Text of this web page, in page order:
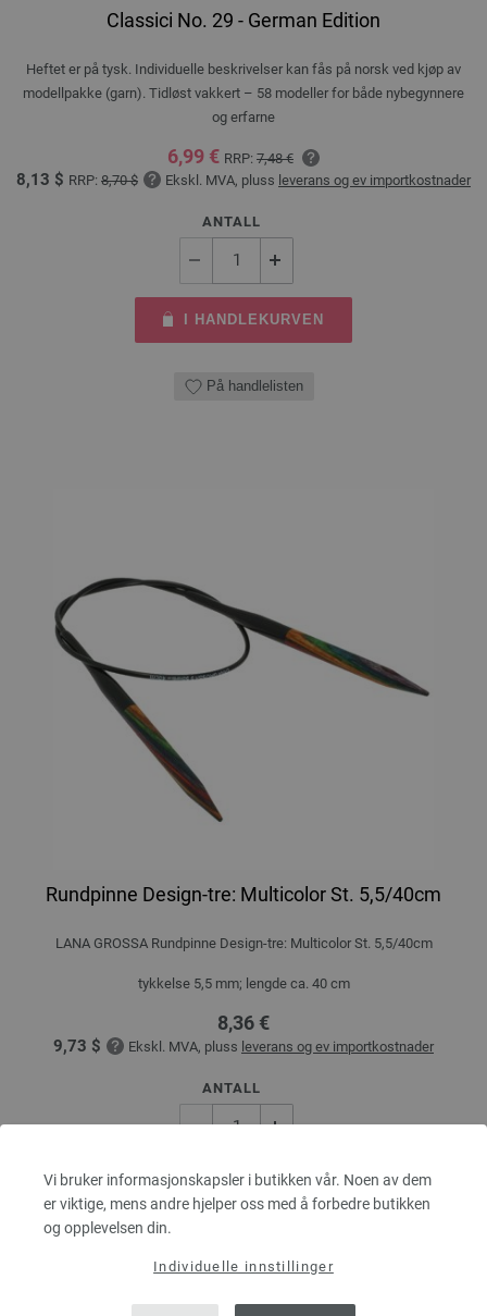
Vi bruker informasjonskapsler i butikken vår. Noen av dem
er viktige, mens andre hjelper oss med å forbedre butikken
og opplevelsen din.
Individuelle innstillinger
Classici No. 29 - German Edition
Heftet er på tysk. Individuelle beskrivelser kan fås på norsk ved kjøp av
modellpakke (garn). Tidløst vakkert – 58 modeller for både nybegynnere
og erfarne
6,99 € RRP: 7,48 €
8,13 $ RRP: 8,70 $ Ekskl. MVA, pluss leverans og ev importkostnader
ANTALL
I HANDLEKURVEN
På handlelisten
Rundpinne Design-tre: Multicolor St. 5,5/40cm
LANA GROSSA Rundpinne Design-tre: Multicolor St. 5,5/40cm
tykkelse 5,5 mm; lengde ca. 40 cm
8,36 €
9,73 $ Ekskl. MVA, pluss leverans og ev importkostnader
ANTALL
I HANDLEKURVEN